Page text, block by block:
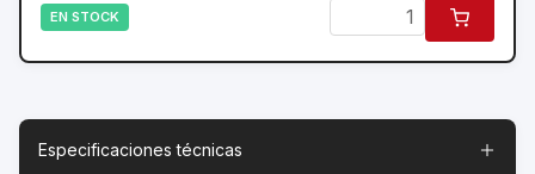
EN STOCK
Especificaciones técnicas